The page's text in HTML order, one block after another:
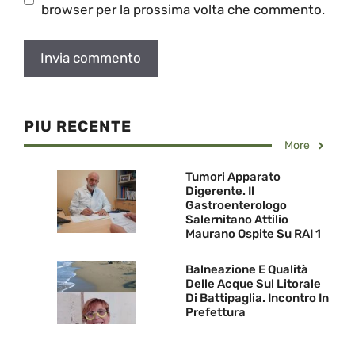
browser per la prossima volta che commento.
PIU RECENTE
More
Tumori Apparato
Digerente. Il
Gastroenterologo
Salernitano Attilio
Maurano Ospite Su RAI 1
Balneazione E Qualità
Delle Acque Sul Litorale
Di Battipaglia. Incontro In
Prefettura